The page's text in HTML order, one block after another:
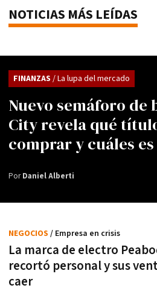
NOTICIAS MÁS LEÍDAS
Nuevo semáforo de
City revela qué
comprar y cuáles
FINANZAS / La lupa del mercado
PorDaniel Alberti
La marca de electro
recortó personal y sus
caer
NEGOCIOS / Empresa en crisis